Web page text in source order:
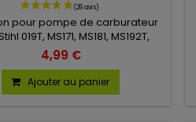
pour pompe de carburateur
019T, MS171, MS181, MS192T,
carburateur C1Q : S46, S257,
S268, S269, S270.
4,99 €
Ajouter au panier